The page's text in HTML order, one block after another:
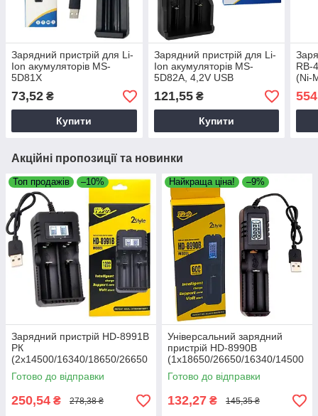
Зарядний пристрій для Li-
Ion акумуляторів MS-
5D81X
(1х18650/26650/14500/16340/18500)
4.2 V USB
73,52 ₴
Купити
Зарядний пристрій для Li-
Ion акумуляторів MS-
5D82A, 4,2V USB
121,55₴
Купити
RB-
(Ni-
Акційні пропозиції та новинки
Топ продажів –10%
Зарядний пристрій HD-8991B
РК
(2x14500/16340/18650/26650
) USB
Готово до відправки
250,54 ₴ 278,38 ₴
Найкраща ціна! –9%
Універсальний зарядний
пристрій HD-8990B
(1x18650/26650/16340/14500
) USB
Готово до відправки
132,27 ₴ 145,35 ₴